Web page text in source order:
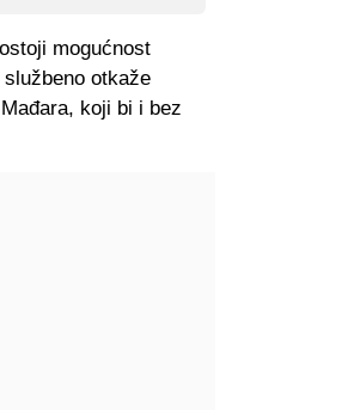
mogućnost
otkaže
koji bi i bez